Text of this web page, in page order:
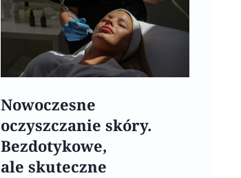
Nowoczesne
oczyszczanie skóry.
Bezdotykowe,
ale skuteczne